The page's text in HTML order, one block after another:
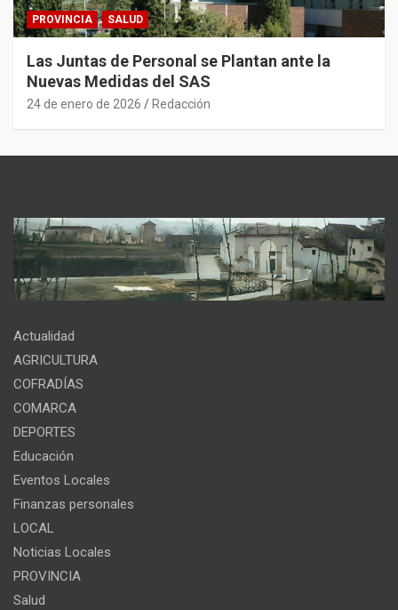
PROVINCIA SALUD
Las Juntas de Personal se Plantan ante la
Nuevas Medidas del SAS
24 de enero de 2026 Redacción
Actualidad
AGRICULTURA
COFRADÍAS
COMARCA
DEPORTES
Educación
Eventos Locales
Finanzas personales
LOCAL
Noticias Locales
PROVINCIA
Salud